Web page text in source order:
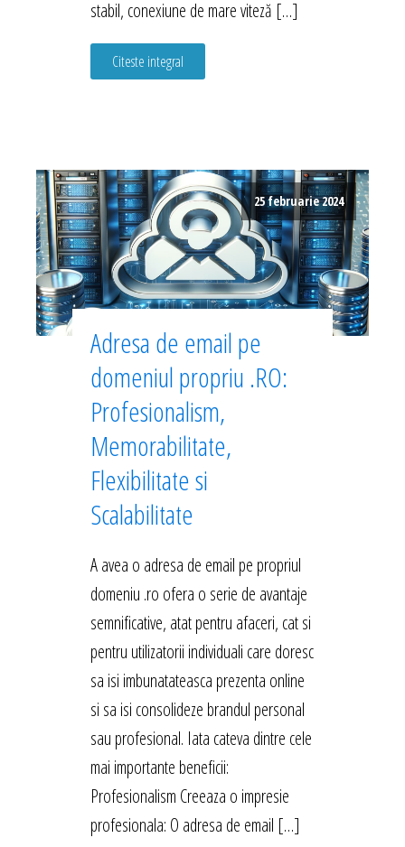
stabil, conexiune de mare viteză […]
Citeste integral
25 februarie 2024
Adresa de email pe
domeniul propriu .RO:
Profesionalism,
Memorabilitate,
Flexibilitate si
Scalabilitate
A avea o adresa de email pe propriul
domeniu .ro ofera o serie de avantaje
semnificative, atat pentru afaceri, cat si
pentru utilizatorii individuali care doresc
sa isi imbunatateasca prezenta online
si sa isi consolideze brandul personal
sau profesional. Iata cateva dintre cele
mai importante beneficii:
Profesionalism Creeaza o impresie
profesionala: O adresa de email […]